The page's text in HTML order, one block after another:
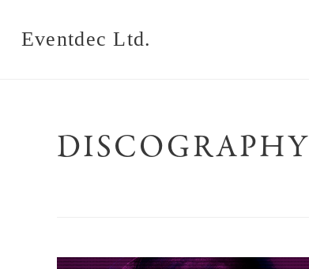
Eventdec Ltd.
DISCOGRAPHY